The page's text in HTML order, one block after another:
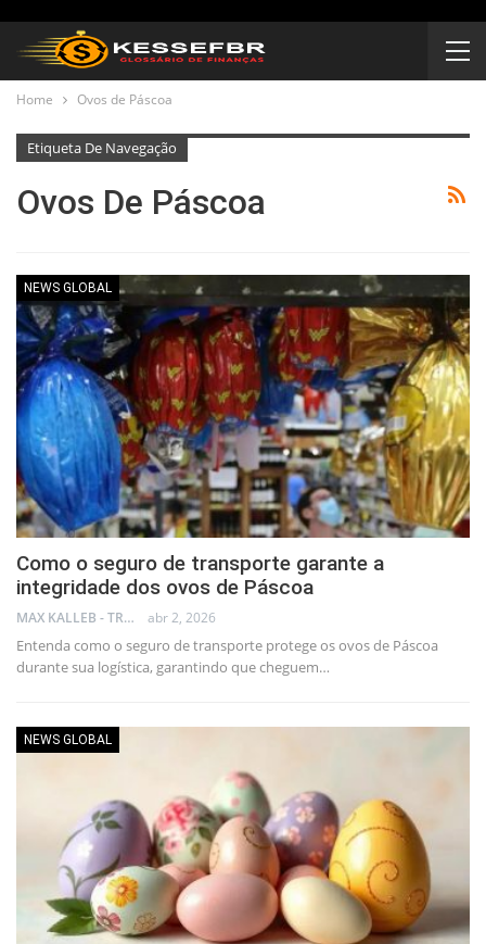
Home Ovos de Páscoa
Etiqueta De Navegação
Ovos De Páscoa
NEWS GLOBAL
Como o seguro de transporte garante a
integridade dos ovos de Páscoa
MAX KALLEB - TRADER abr 2, 2026
Entenda como o seguro de transporte protege os ovos de Páscoa
durante sua logística, garantindo que cheguem…
NEWS GLOBAL